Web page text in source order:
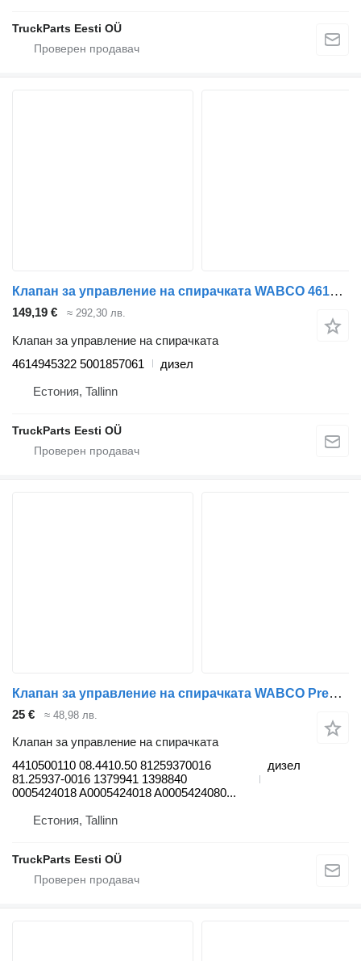
TruckParts Eesti OÜ
Клапан за управление на спирачката WABCO 4614945322 за влекач Renault Kerax, Midlum (1997-2014)
149,19 € ≈ 292,30 лв.
Клапан за управление на спирачката
4614945322 5001857061
дизел
Естония, Tallinn
TruckParts Eesti OÜ
Клапан за управление на спирачката WABCO Premium (01.96-) 4410500110 за влекач Renault Premium, Premium 2 (1996-2014)
25 € ≈ 48,98 лв.
Клапан за управление на спирачката
4410500110 08.4410.50 81259370016
81.25937-0016 1379941 1398840
0005424018 A0005424018 A0005424080...
дизел
Естония, Tallinn
TruckParts Eesti OÜ